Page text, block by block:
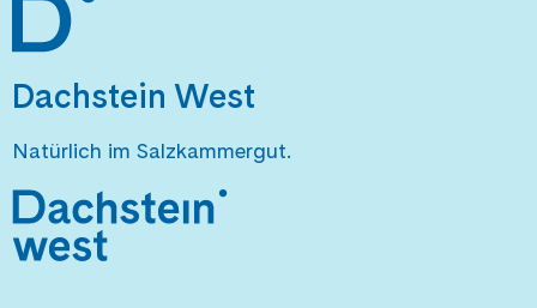
Dachstein West
Natürlich im Salzkammergut.